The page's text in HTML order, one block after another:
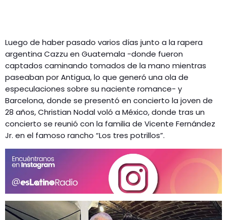
Luego de haber pasado varios días junto a la rapera
argentina Cazzu en Guatemala -donde fueron
captados caminando tomados de la mano mientras
paseaban por Antigua, lo que generó una ola de
especulaciones sobre su naciente romance- y
Barcelona, donde se presentó en concierto la joven de
28 años, Christian Nodal voló a México, donde tras un
concierto se reunió con la familia de Vicente Fernández
Jr. en el famoso rancho “Los tres potrillos”.